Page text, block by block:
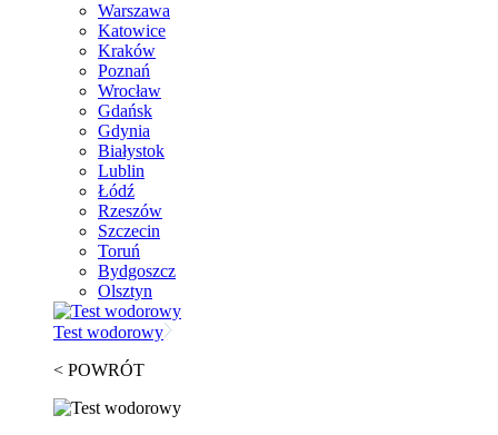
Warszawa
Katowice
Kraków
Poznań
Wrocław
Gdańsk
Gdynia
Białystok
Lublin
Łódź
Rzeszów
Szczecin
Toruń
Bydgoszcz
Olsztyn
Test wodorowy
< POWRÓT